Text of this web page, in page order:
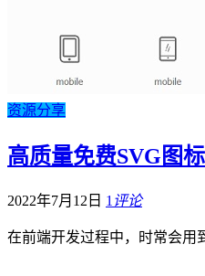
资源分享
高质量免费SVG图
2022年7月12日 1 评论
在前端开发过程中，时常会